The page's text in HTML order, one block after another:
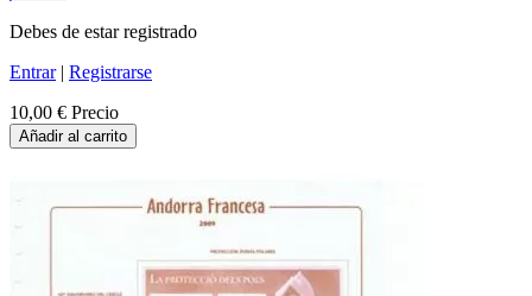
Debes de estar registrado
Entrar| Registrarse
10,00 € Precio
Añadir al carrito